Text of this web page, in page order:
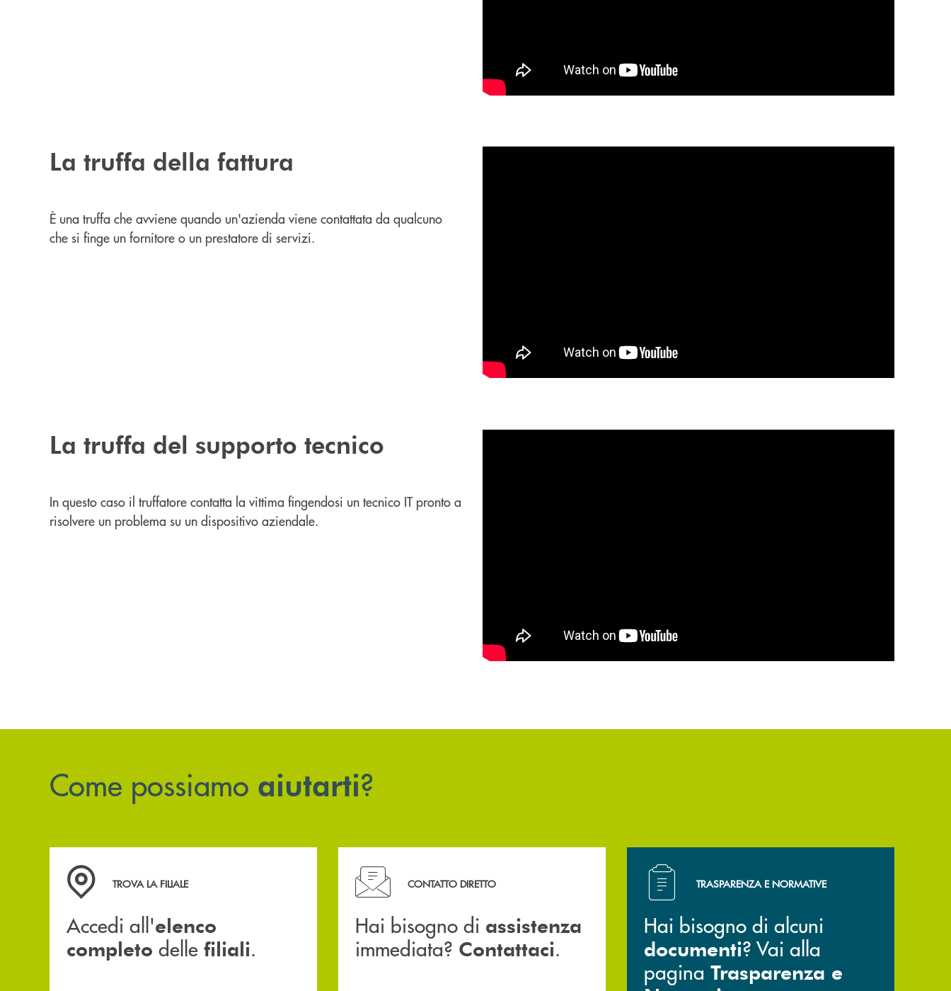
La truffa della fattura
È una truffa che avviene quando un'azienda viene contattata da qualcuno
che si finge un fornitore o un prestatore di servizi.
La truffa del supporto tecnico
In questo caso il truffatore contatta la vittima fingendosi un tecnico IT pronto a
risolvere un problema su un dispositivo aziendale.
Come possiamo aiutarti?
Accedi all' elenco completo delle filiali .
TROVA LA FILIALE
Accedi all'elenco
completo delle filiali.
Hai bisogno di assistenza immediata? Contattaci .
CONTATTO DIRETTO
Hai bisogno di assistenza
immediata? Contattaci.
Hai bisogno di alcuni documenti ? Vai alla pagina
TRASPARENZA E NORMATIVE
Hai bisogno di alcuni
documenti? Vai alla
pagina Trasparenza e